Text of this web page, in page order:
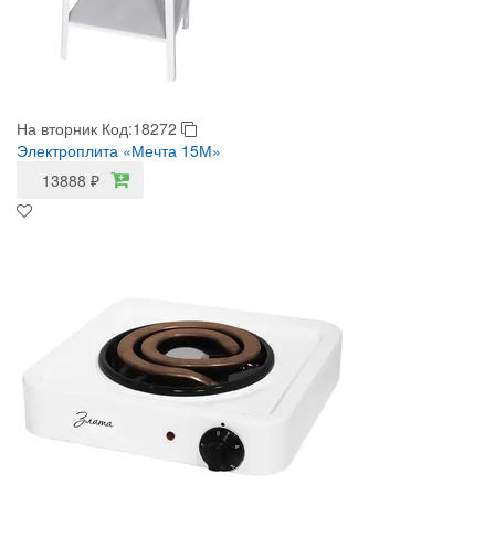
На вторник Код:18272
Электроплита «Мечта 15М»
13888 ₽